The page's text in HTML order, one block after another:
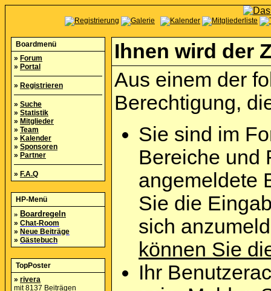
Boardmenü
» Forum
» Portal
» Registrieren
» Suche
» Statistik
» Mitglieder
» Team
» Kalender
» Sponsoren
» Partner
» F.A.Q
HP-Menü
» Boardregeln
» Chat-Room
» Neue Beiträge
» Gästebuch
TopPoster
» rivera
mit 8137 Beiträgen
Ihnen wird der
Aus einem der
Berechtigung,
Sie sind im
Bereiche und
angemeldete
Sie die
sich
können Sie
Ihr